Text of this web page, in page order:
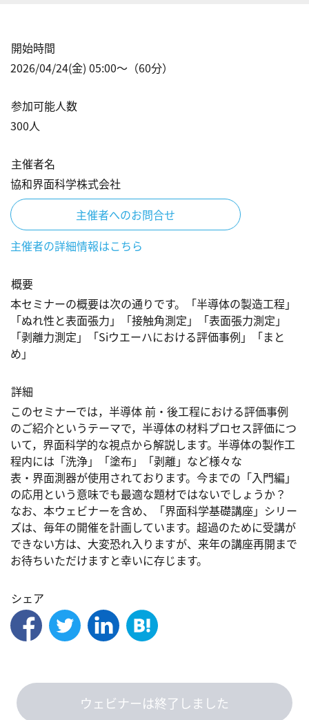
開始時間
2026/04/24(金) 05:00〜（60分）
参加可能人数
300人
主催者名
協和界面科学株式会社
主催者へのお問合せ
主催者の詳細情報はこちら
概要
本セミナーの概要は次の通りです。「半導体の製造工程」
「ぬれ性と表面張力」「接触角測定」「表面張力測定」
「剥離力測定」「Siウエーハにおける評価事例」「まと
め」
詳細
このセミナーでは，半導体 前・後工程における評価事例
のご紹介というテーマで，半導体の材料プロセス評価につ
いて，界面科学的な視点から解説します。半導体の製作工
程内には「洗浄」「塗布」「剥離」など様々な
表・界面測器が使用されております。今までの「入門編」
の応用という意味でも最適な題材ではないでしょうか？
なお、本ウェビナーを含め、「界面科学基礎講座」シリー
ズは、毎年の開催を計画しています。超過のために受講が
できない方は、大変恐れ入りますが、来年の講座再開まで
お待ちいただけますと幸いに存じます。
シェア
ウェビナーは終了しました